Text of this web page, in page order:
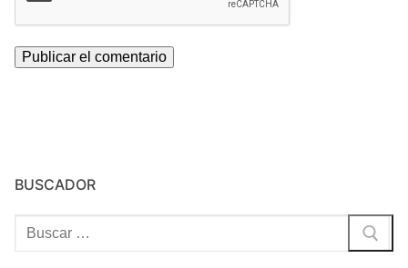
BUSCADOR
Buscar: